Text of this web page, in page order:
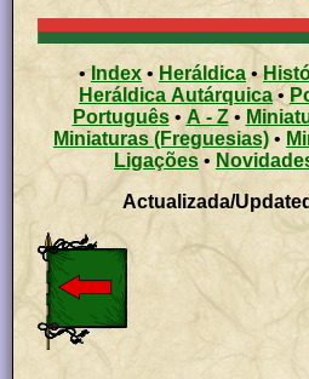
•Index • Heráldica•
Heráldica Autárquica•
Português• A - Z•
Miniaturas (Freguesias) •
Ligações •
Actualizada/